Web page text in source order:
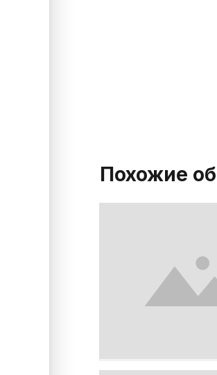
Похожие